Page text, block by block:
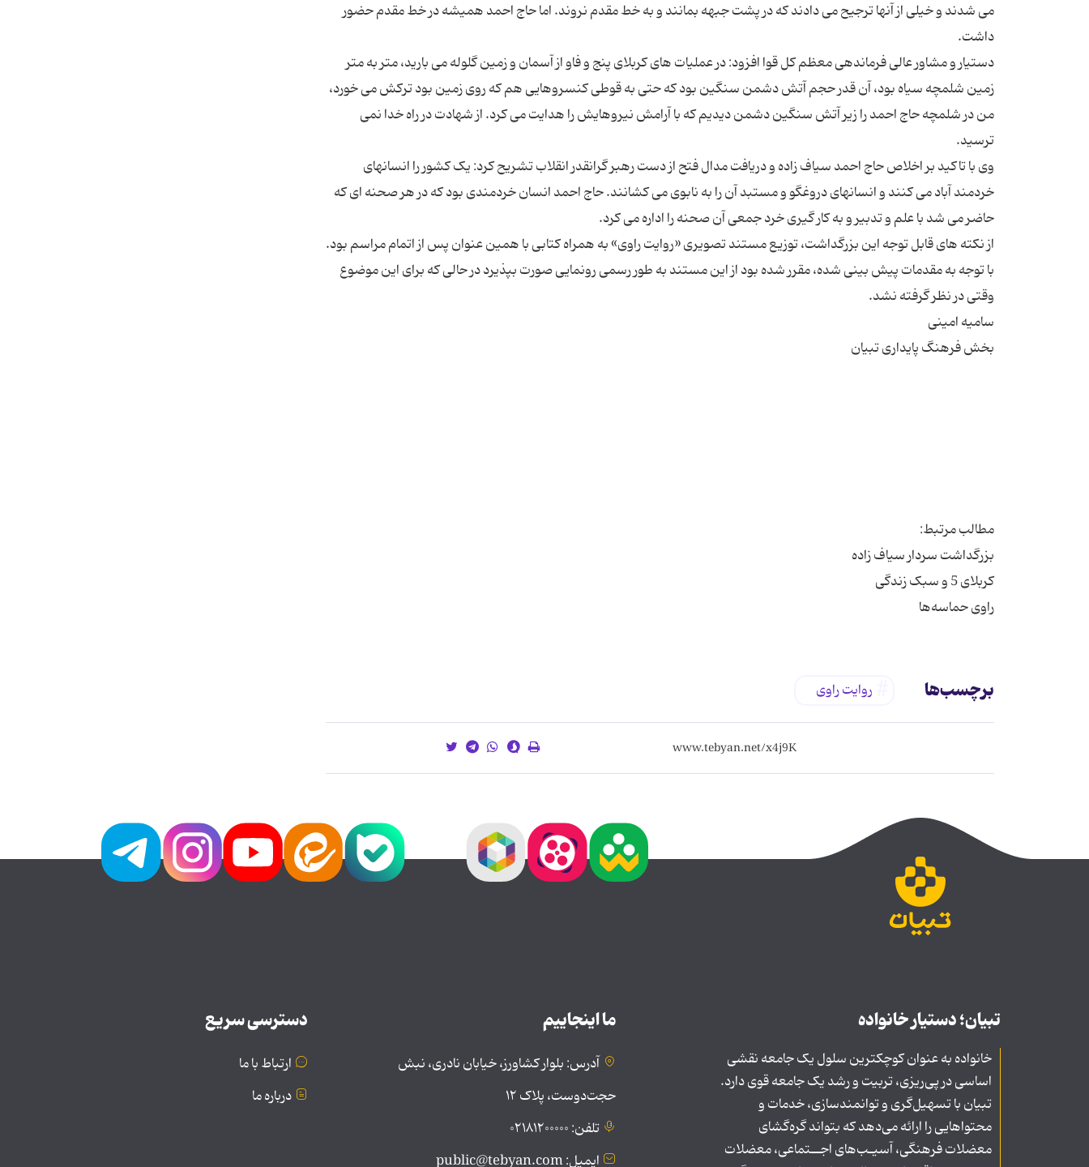
می شدند و خیلی از آنها ترجیح می دادند که در پشت جبهه بمانند و به خط مقدم نروند. اما حاج احمد همیشه در خط مقدم حضور
دستیار و مشاور عالی فرماندهی معظم کل قوا افزود: در عملیات های کربلای پنج و فاو از آسمان و زمین گلوله می بارید، متر به متر
زمین شلمچه سیاه بود، آن قدر حجم آتش دشمن سنگین بود که حتی به قوطی کنسروهایی هم که روی زمین بود ترکش می خورد،
من در شلمچه حاج احمد را زیر آتش سنگین دشمن دیدیم که با آرامش نیروهایش را هدایت می کرد. از شهادت در راه خدا نمی
وی با تاکید بر اخلاص حاج احمد سیاف زاده و دریافت مدال فتح از دست رهبر گرانقدر انقلاب تشریح کرد: یک کشور را انسانهای
خردمند آباد می کنند و انسانهای دروغگو و مستبد آن را به نابوی می کشانند. حاج احمد انسان خردمندی بود که در هر صحنه ای که
از نکته های قابل توجه این بزرگداشت، توزیع مستند تصویری «روایت راوی» به همراه کتابی با همین عنوان پس از اتمام مراسم بود.
با توجه به مقدمات پیش بینی شده، مقرر شده بود از این مستند به طور رسمی رونمایی صورت بپذیرد در حالی که برای این موضوع
راوی حماسه‌ها
برچسب‌ها روایت راوی
تبیان؛ دستیار خانواده
خانواده به عنوان کوچکترین سلول یک جامعه نقشی
اساسی در پی‌ریزی، تربیت و رشد یک جامعه قوی دارد.
تبیان با تسهیل‌گری و توانمندسازی، خدمات و
محتواهایی را ارائه می‌دهد که بتواند گره‌گشای
معضلات فرهنگی، آسیـب‌های اجــتماعی، معضلات
ما اینجاییم
آدرس: بلوار کشاورز، خیابان نادری، نبش
حجت‌دوست، پلاک ۱۲
تلفن: ۰۲۱۸۱۲۰۰۰۰۰
ایمیل: public@tebyan.com
دسترسی سریع
ارتباط با ما
درباره ما